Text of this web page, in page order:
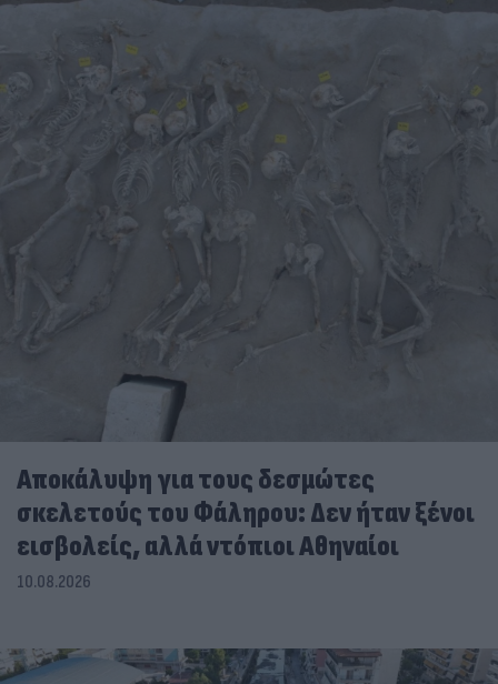
Αποκάλυψη για τους δεσμώτες
σκελετούς του Φάληρου: Δεν ήταν ξένοι
εισβολείς, αλλά ντόπιοι Αθηναίοι
10.08.2026